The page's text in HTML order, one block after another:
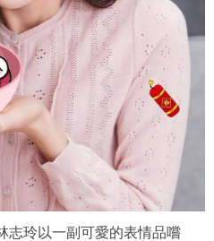
志玲以一副可愛的表情品嚐